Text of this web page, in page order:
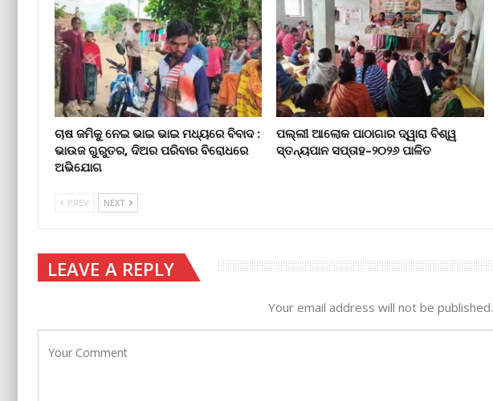
ଚାଷ ଜମିକୁ ନେଇ ଭାଇ ଭାଇ ମଧ୍ୟରେ ବିବାଦ :
ଭାଉଜ ଗୁରୁତର, ଦିଅର ପରିବାର ବିରୋଧରେ
ଅଭିଯୋଗ
ପଲ୍ଲୀ ଆଲୋକ ପାଠାଗାର ଦ୍ୱାରା ବିଶ୍ୱ
ସ୍ତନ୍ୟପାନ ସପ୍ତାହ–୨୦୨୬ ପାଳିତ
PREV NEXT
LEAVE A REPLY
Your email address will not be published.